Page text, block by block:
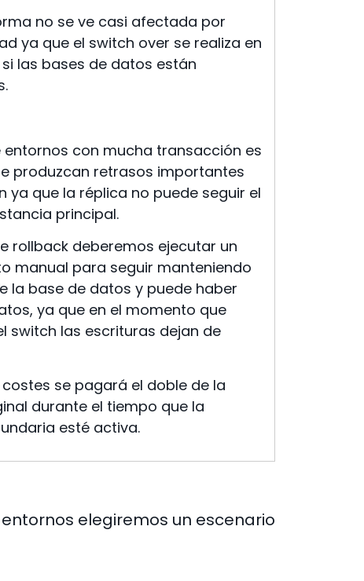
no se ve casi afectada por
ya que el switch over se realiza en
las bases de datos están
entornos con mucha transacción es
produzcan retrasos importantes
ya que la réplica no puede seguir el
principal.
rollback deberemos ejecutar un
manual para seguir manteniendo
la base de datos y puede haber
ya que en el momento que
switch las escrituras dejan de
costes se pagará el doble de la
durante el tiempo que la
esté activa.
elegiremos un escenario